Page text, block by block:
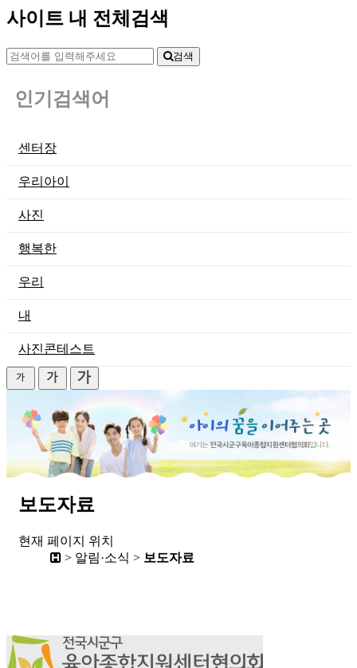
사이트 내 전체검색
검색
인기검색어
센터장
우리아이
사진
행복한
우리
내
사진콘테스트
보도자료
현재 페이지 위치
> 알림·소식 > 보도자료